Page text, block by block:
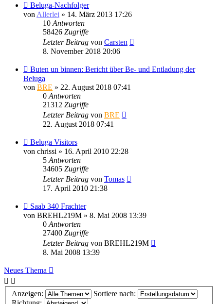
Beluga-Nachfolger
von Allerlei » 14. März 2013 17:26
10 Antworten
58426 Zugriffe
Letzter Beitrag von Carsten
8. November 2018 20:06
Buten un binnen: Bericht über Be- und Entladung der
Beluga
von BRE » 22. August 2018 07:41
0 Antworten
21312 Zugriffe
Letzter Beitrag von BRE
22. August 2018 07:41
Beluga Visitors
von chrissi » 16. April 2010 22:28
5 Antworten
34605 Zugriffe
Letzter Beitrag von Tomas
17. April 2010 21:38
Saab 340 Frachter
von BREHL219M » 8. Mai 2008 13:39
0 Antworten
27400 Zugriffe
Letzter Beitrag von BREHL219M
8. Mai 2008 13:39
Neues Thema
Anzeigen:
Sortiere nach: